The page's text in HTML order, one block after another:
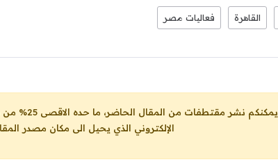
القاهرة فعاليات مصر
يمكنكم نشر مقتطفات من المقال الحاضر، ما حده الاقصى 25% من مجموع المقال، شرط: ذكر اسم المؤلف والناشر ووضع رابط
الإلكتروني الذي يحيل الى مكان مصدر